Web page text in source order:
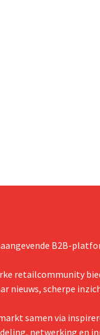
B2B-
retailcommunity
nieuws, scherpe
samen via
netwerking en